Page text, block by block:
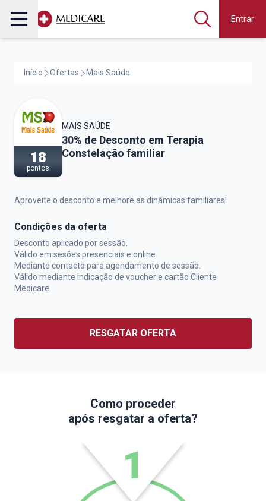
Entrar
Início Ofertas Mais Saúde
18
pontos
MAIS SAÚDE
Mais Saúde,
30% de Desconto em Terapia
Constelação familiar
Aproveite o desconto e melhore as dinâmicas familiares!
Condições da oferta
Desconto aplicado por sessão.
Válido em sesões presenciais e online.
Mediante contacto para agendamento de sessão.
Válido mediante indicação de voucher e cartão Cliente
Medicare.
RESGATAR OFERTA
Como proceder
após resgatar a oferta?